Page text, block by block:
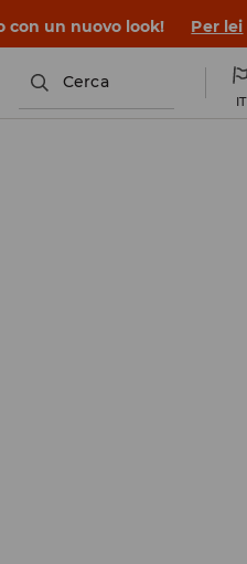
con un nuovo look! Per lei
Cerca
IT